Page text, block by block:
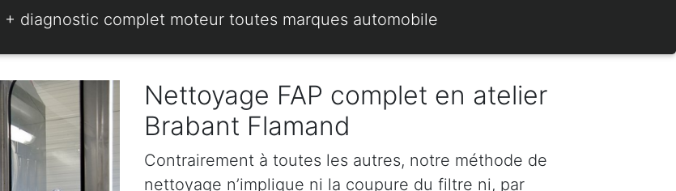
+ diagnostic complet moteur toutes marques automobile
Nettoyage FAP complet en atelier
Brabant Flamand
Contrairement à toutes les autres, notre méthode de
nettoyage n’implique ni la coupure du filtre ni, par